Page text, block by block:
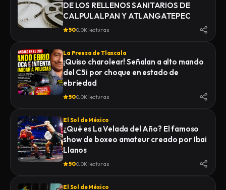
DE LOS RELLENOS SANITARIOS DE
CALPULALPAN Y ATLANGATEPEC
500.0K lecturas
La Prensa de Tlaxcala
¡Quiso charolear! Señalan a alto mando
del C5i por choque en estado de
ebriedad
500.0K lecturas
El Sol de México
¿Qué es La Velada del Año? El famoso
show de boxeo amateur creado por Ibai
Llanos
500.0K lecturas
El Sol de México